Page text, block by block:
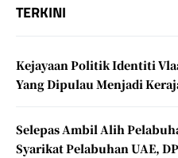
TERKINI
Kejayaan Politik Identiti
Yang Dipulau Menjadi
Selepas Ambil Alih
Syarikat Pelabuhan UAE,